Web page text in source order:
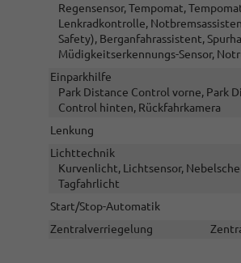
Regensensor, Tempomat,
Lenkradkontrolle,
Safety), Berganfahrassistent,
Müdigkeitserkennungs-Sensor,
Einparkhilfe
Park Distance Control vorne, Park
Control hinten, Rückfahrkamera
Lenkung
Lichttechnik
Kurvenlicht, Lichtsensor,
Tagfahrlicht
Start/Stop-Automatik
Zentralverriegelung